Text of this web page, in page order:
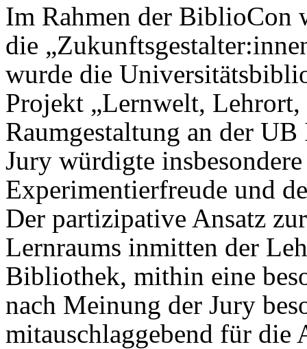
Im Rahmen der BiblioCon
die
wurde die
Projekt „Lernwelt,
Raumgestaltung an der
Jury würdigte
Experimentierfreude und
Der partizipative Ansatz
Lernraums inmitten der
Bibliothek, mithin eine
nach Meinung der Jury
mitauschlaggebend für die